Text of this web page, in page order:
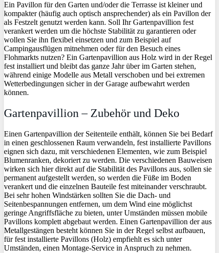
Ein Pavillon für den Garten und/oder die Terrasse ist kleiner und
kompakter (häufig auch optisch ansprechender) als ein Pavillon der
als Festzelt genutzt werden kann. Soll Ihr Gartenpavillion fest
verankert werden um die höchste Stabilität zu garantieren oder
wollen Sie ihn flexibel einsetzen und zum Beispiel auf
Campingausflügen mitnehmen oder für den Besuch eines
Flohmarkts nutzen? Ein Gartenpavillion aus Holz wird in der Regel
fest installiert und bleibt das ganze Jahr über im Garten stehen,
während einige Modelle aus Metall verschoben und bei extremen
Wetterbedingungen sicher in der Garage aufbewahrt werden
können.
Gartenpavillion – Zubehör und Deko
Einen Gartenpavillion der Seitenteile enthält, können Sie bei Bedarf
in einen geschlossenen Raum verwandeln, fest installierte Pavillons
eignen sich dazu, mit verschiedenen Elementen, wie zum Beispiel
Blumenranken, dekoriert zu werden. Die verschiedenen Bauweisen
wirken sich hier direkt auf die Stabilität des Pavillons aus, sollen sie
permanent aufgestellt werden, so werden die Füße im Boden
verankert und die einzelnen Bauteile fest miteinander verschraubt.
Bei sehr hohen Windstärken sollten Sie die Dach- und
Seitenbespannungen entfernen, um dem Wind eine möglichst
geringe Angriffsfläche zu bieten, unter Umständen müssen mobile
Pavillons komplett abgebaut werden. Einen Gartenpavillion der aus
Metallgestängen besteht können Sie in der Regel selbst aufbauen,
für fest installierte Pavillons (Holz) empfiehlt es sich unter
Umständen, einen Montage-Service in Anspruch zu nehmen.